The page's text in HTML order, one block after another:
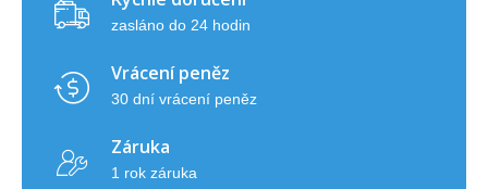
zasláno do 24 hodin
Vrácení peněz
30 dní vrácení peněz
Záruka
1 rok záruka